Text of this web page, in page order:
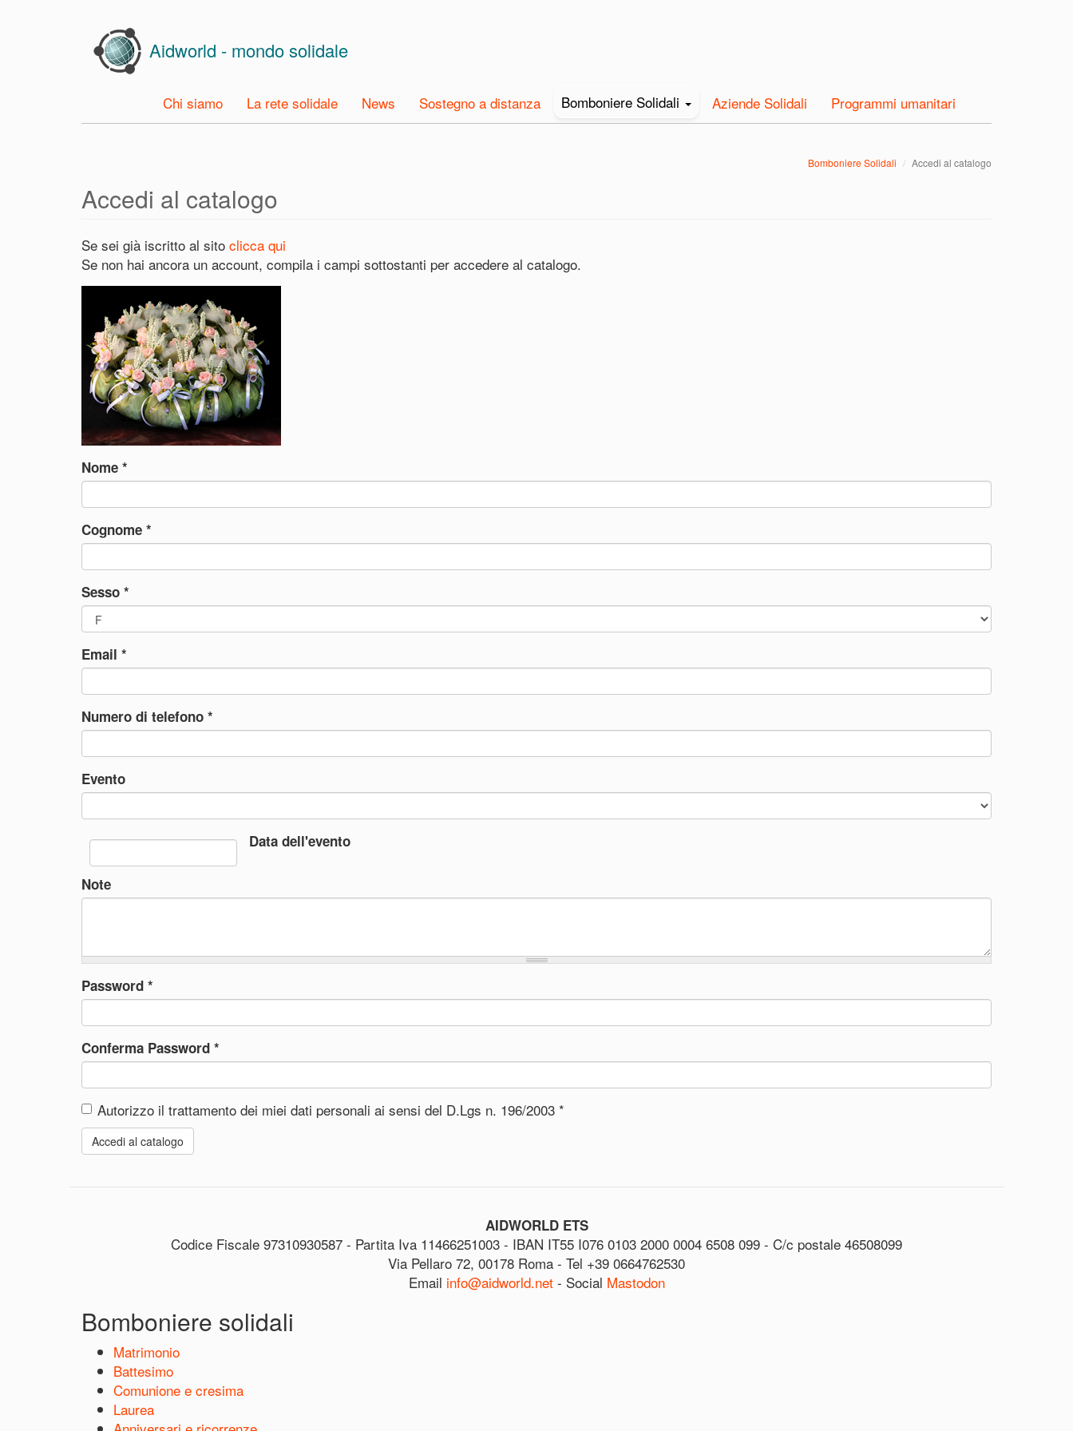
Aidworld - mondo solidale
Chi siamo La rete solidale News Sostegno a distanza Bomboniere Solidali Aziende Solidali Programmi umanitari
Bomboniere Solidali Accedi al catalogo
Accedi al catalogo
Se sei già iscritto al sito clicca qui
Se non hai ancora un account, compila i campi sottostanti per accedere al catalogo.
Nome *
Cognome *
Sesso *
Email *
Numero di telefono *
Evento
Data dell'evento
Note
Password *
Conferma Password *
Autorizzo il trattamento dei miei dati personali ai sensi del D.Lgs n. 196/2003 *
Accedi al catalogo
AIDWORLD ETS
Codice Fiscale 97310930587 - Partita Iva 11466251003 - IBAN IT55 I076 0103 2000 0004 6508 099 - C/c postale 46508099
Via Pellaro 72, 00178 Roma - Tel +39 0664762530
Email info@aidworld.net- Social Mastodon
Bomboniere solidali
Matrimonio
Battesimo
Comunione e cresima
Laurea